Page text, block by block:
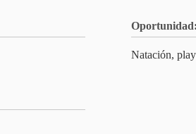
Oportunidad:
Natación,